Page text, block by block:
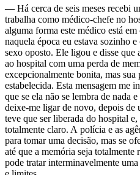
— Há cerca de seis meses recebi
trabalha como médico-chefe no
alguma forma este médico está
naquela época eu estava sozinho
sexo oposto. Ele ligou e disse
ao hospital com uma perda de
excepcionalmente bonita, mas sua
estabelecida. Esta mensagem me
que se ela não se lembra de nada
deixe-me ligar de novo, depois
teve que ser liberada do hospital
totalmente claro. A polícia e as
para tomar uma decisão, mas se
até que a memória seja totalmente
pode tratar interminavelmente